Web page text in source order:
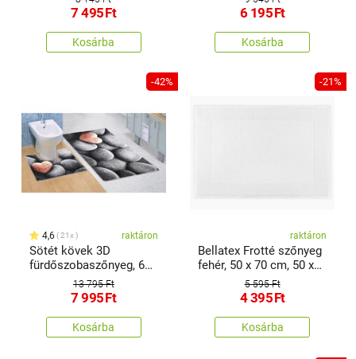
cm, 60 x 50 cm
7 495Ft
Kosárba
6 195Ft
Kosárba
-42%
4,6 21x raktáron
Sötét kövek 3D
fürdőszobaszőnyeg, 60
x 100 + 60 x 50 cm
13 795 Ft
7 995Ft
Kosárba
-21%
raktáron
Bellatex Frotté szőnyeg
fehér, 50 x 70 cm, 50 x
5 595 Ft
4 395Ft
Kosárba